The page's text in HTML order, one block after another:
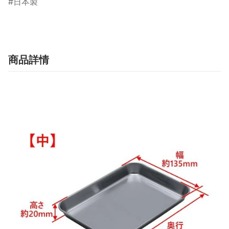
商品詳情